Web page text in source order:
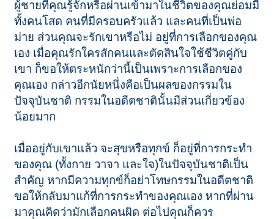
ผู้ชายที่คุณรู้จักหรือผ่านเข้ามาในชีวิตของคุณย่อมมี
ทั้งคนโสด คนที่มีครอบครัวแล้ว และคนที่เป็นพ่อ
ม่าย ส่วนคุณจะรักเขาหรือไม่ อยู่ที่การเลือกของคุณ
เอง เมื่อคุณรักใครสักคนและตัดสินใจใช้ชีวิตคู่กับ
เขา ก็ขอให้ตระหนักว่านี้เป็นเพราะการเลือกของ
คุณเอง กล่าวอีกนัยหนึ่งคือเป็นผลของกรรมใน
ปัจจุบันชาติ กรรมในอดีตชาตินั้นมีส่วนเกี่ยวข้อง
น้อยมาก
เมื่ออยู่กับเขาแล้ว จะสุขหรือทุกข์ ก็อยู่ที่การกระทำ
ของคุณ (ทั้งกาย วาจา และใจ)ในปัจจุบันชาติเป็น
สำคัญ หากมีความทุกข์ก็อย่าโทษกรรมในอดีตชาติ
ขอให้กลับมาแก้ที่การกระทำของคุณเอง หากที่ผ่าน
มาคุณคิดว่ามักเลือกคนผิด ต่อไปคุณก็ควร